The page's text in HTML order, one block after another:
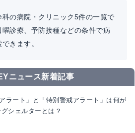
の病院・クリニック5件の一覧で
診療、予防接種などの条件で病
きます。
ニュース新着記事
ラート」と「特別警戒アラート」は何が
シェルターとは？